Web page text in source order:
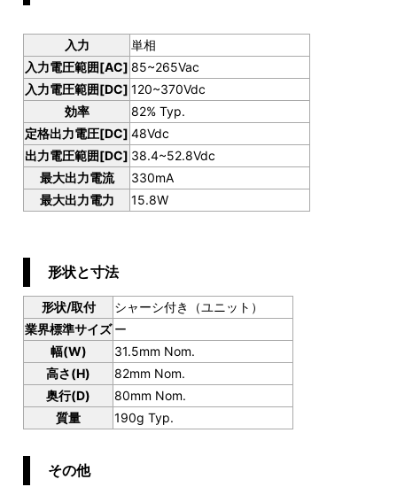
入力
単相
入力電圧範囲[AC] 85~265Vac
入力電圧範囲[DC] 120~370Vdc
効率
82% Typ.
定格出力電圧[DC] 48Vdc
出力電圧範囲[DC] 38.4~52.8Vdc
最大出力電流
330mA
最大出力電力
15.8W
形状と寸法
形状/取付
シャーシ付き（ユニット）
業界標準サイズ ー
幅(W)
31.5mm Nom.
高さ(H)
82mm Nom.
奥行(D)
80mm Nom.
質量
190g Typ.
その他